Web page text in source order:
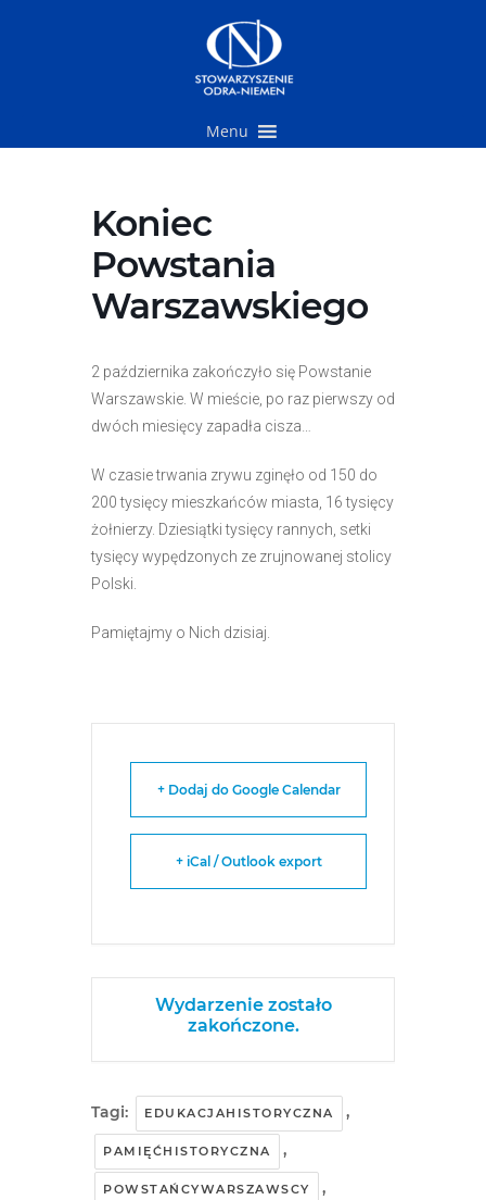
Menu
Koniec
Powstania
Warszawskiego
2 października zakończyło się Powstanie
Warszawskie. W mieście, po raz pierwszy od
dwóch miesięcy zapadła cisza…
W czasie trwania zrywu zginęło od 150 do
200 tysięcy mieszkańców miasta, 16 tysięcy
żołnierzy. Dziesiątki tysięcy rannych, setki
tysięcy wypędzonych ze zrujnowanej stolicy
Polski.
Pamiętajmy o Nich dzisiaj.
+ Dodaj do Google Calendar
+ iCal / Outlook export
Wydarzenie zostało
zakończone.
Tagi: EDUKACJAHISTORYCZNA ,
PAMIĘĆHISTORYCZNA ,
POWSTAŃCYWARSZAWSCY ,